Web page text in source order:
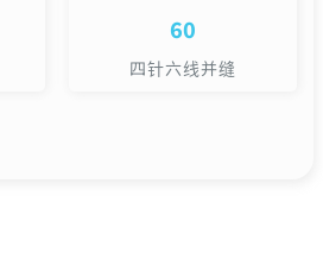
60
四针六线并缝